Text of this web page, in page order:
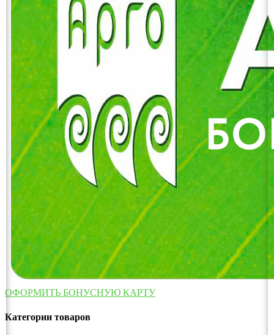
ОФОРМИТЬ БОНУСНУЮ КАРТУ
Категории товаров